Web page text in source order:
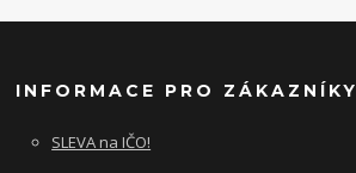
INFORMACE PRO ZÁKAZNÍKY
SLEVA na IČO!